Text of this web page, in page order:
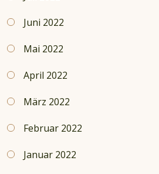
Juni 2022
Mai 2022
April 2022
März 2022
Februar 2022
Januar 2022